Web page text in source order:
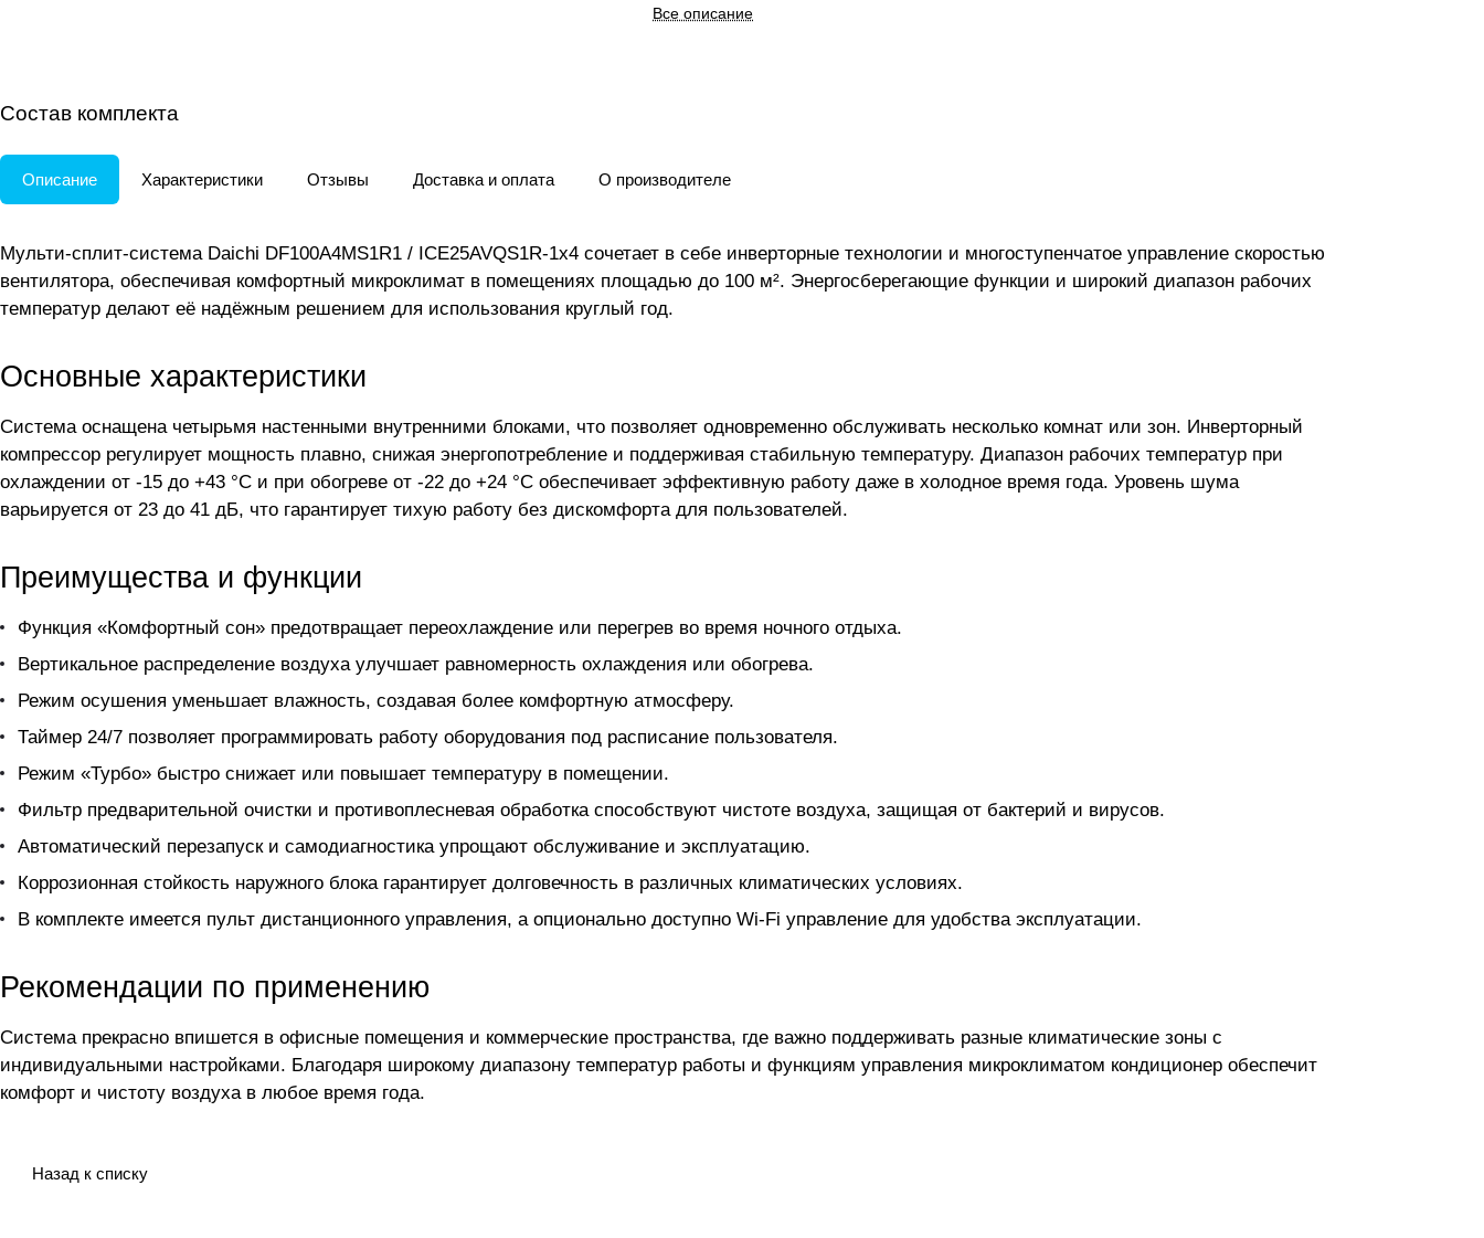
Все описание
Состав комплекта
Описание Характеристики Отзывы Доставка и оплата О производителе
Мульти-сплит-система Daichi DF100A4MS1R1 / ICE25AVQS1R-1x4 сочетает в себе инверторные технологии и многоступенчатое управление скоростью
вентилятора, обеспечивая комфортный микроклимат в помещениях площадью до 100 м². Энергосберегающие функции и широкий диапазон рабочих
температур делают её надёжным решением для использования круглый год.
Основные характеристики
Система оснащена четырьмя настенными внутренними блоками, что позволяет одновременно обслуживать несколько комнат или зон. Инверторный
компрессор регулирует мощность плавно, снижая энергопотребление и поддерживая стабильную температуру. Диапазон рабочих температур при
охлаждении от -15 до +43 °C и при обогреве от -22 до +24 °C обеспечивает эффективную работу даже в холодное время года. Уровень шума
варьируется от 23 до 41 дБ, что гарантирует тихую работу без дискомфорта для пользователей.
Преимущества и функции
Функция «Комфортный сон» предотвращает переохлаждение или перегрев во время ночного отдыха.
Вертикальное распределение воздуха улучшает равномерность охлаждения или обогрева.
Режим осушения уменьшает влажность, создавая более комфортную атмосферу.
Таймер 24/7 позволяет программировать работу оборудования под расписание пользователя.
Режим «Турбо» быстро снижает или повышает температуру в помещении.
Фильтр предварительной очистки и противоплесневая обработка способствуют чистоте воздуха, защищая от бактерий и вирусов.
Автоматический перезапуск и самодиагностика упрощают обслуживание и эксплуатацию.
Коррозионная стойкость наружного блока гарантирует долговечность в различных климатических условиях.
В комплекте имеется пульт дистанционного управления, а опционально доступно Wi-Fi управление для удобства эксплуатации.
Рекомендации по применению
Система прекрасно впишется в офисные помещения и коммерческие пространства, где важно поддерживать разные климатические зоны с
индивидуальными настройками. Благодаря широкому диапазону температур работы и функциям управления микроклиматом кондиционер обеспечит
комфорт и чистоту воздуха в любое время года.
Назад к списку